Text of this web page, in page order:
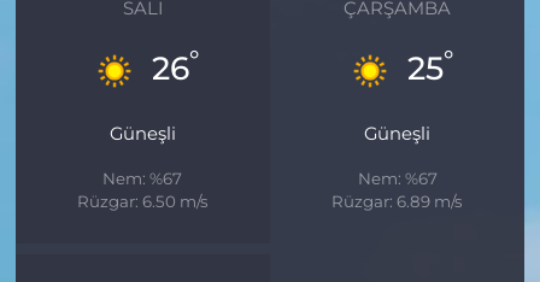
SALI
26°
Güneşli
Nem: %67
Rüzgar: 6.50 m/s
ÇARŞAMBA
25°
Güneşli
Nem: %67
Rüzgar: 6.89 m/s